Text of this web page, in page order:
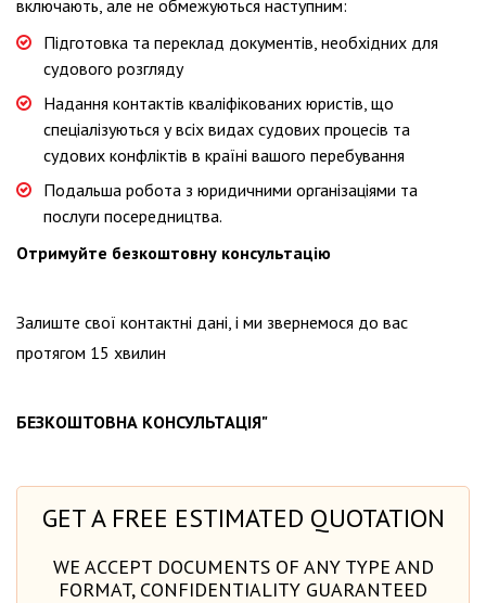
включають, але не обмежуються наступним:
Підготовка та переклад документів, необхідних для
судового розгляду
Надання контактів кваліфікованих юристів, що
спеціалізуються у всіх видах судових процесів та
судових конфліктів в країні вашого перебування
Подальша робота з юридичними організаціями та
послуги посередництва.
Отримуйте безкоштовну консультацію
Залиште свої контактні дані, і ми звернемося до вас
протягом 15 хвилин
БЕЗКОШТОВНА КОНСУЛЬТАЦІЯ"
GET A FREE ESTIMATED QUOTATION
WE ACCEPT DOCUMENTS OF ANY TYPE AND
FORMAT, CONFIDENTIALITY GUARANTEED